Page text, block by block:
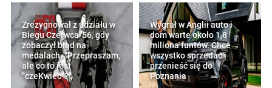
Zrezygnował z udziału w
Biegu Czerwca '56, gdy
zobaczył błąd na
medalach. "Przepraszam,
ale co to jest
"czeKwiec"?"
Wygrał w Anglii auto i
dom warte około 1,8
miliona funtów. Chce
wszystko sprzedać i
przenieść się do
Poznania